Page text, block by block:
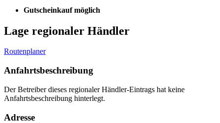
Gutscheinkauf möglich
Lage regionaler Händler
Routenplaner
Anfahrtsbeschreibung
Der Betreiber dieses regionaler Händler-Eintrags hat keine
Anfahrtsbeschreibung hinterlegt.
Adresse